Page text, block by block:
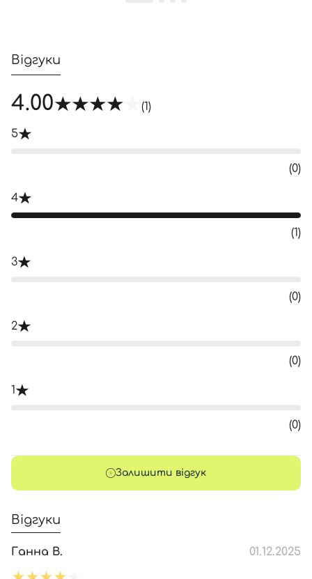
Відгуки
4.00 (1)
5
(0)
4
(1)
3
(0)
2
(0)
1
(0)
Залишити відгук
Відгуки
Ганна В. 01.12.2025